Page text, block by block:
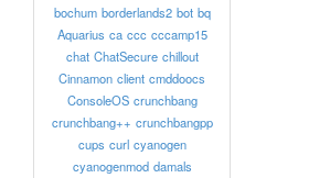
bochum borderlands2 bot bq
Aquarius ca ccc cccamp15
chat ChatSecure chillout
Cinnamon client cmddoocs
ConsoleOS crunchbang
crunchbang++ crunchbangpp
cups curl cyanogen
cyanogenmod damals